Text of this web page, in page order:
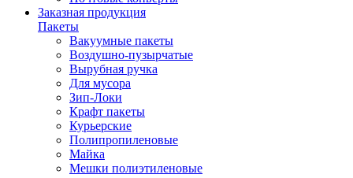
Заказная продукция
Пакеты
Вакуумные пакеты
Воздушно-пузырчатые
Вырубная ручка
Для мусора
Зип-Локи
Крафт пакеты
Курьерские
Полипропиленовые
Майка
Мешки полиэтиленовые